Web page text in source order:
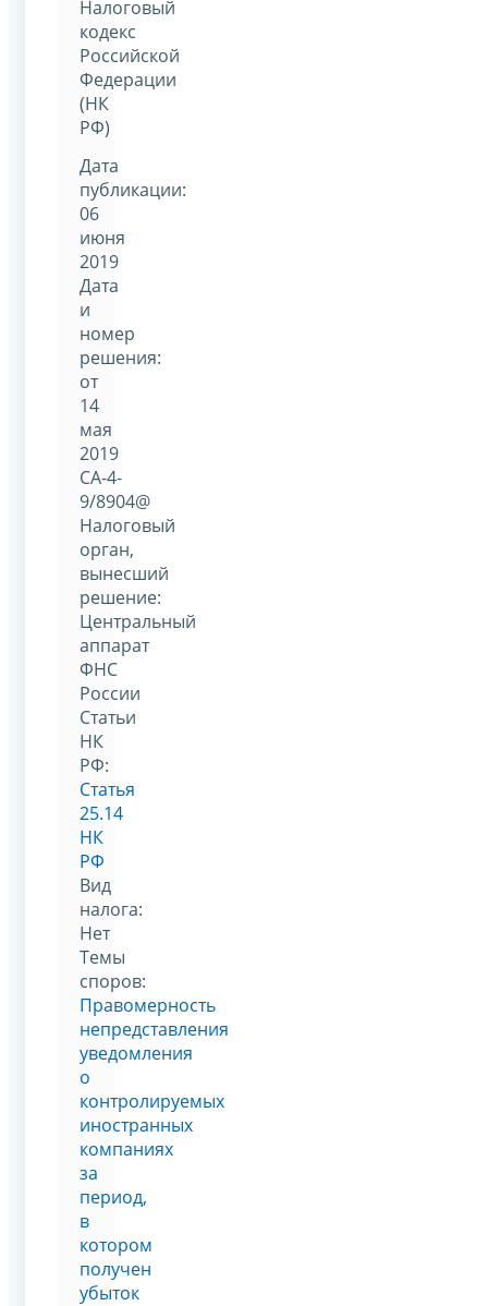
Налоговый
кодекс
Российской
Федерации
(НК
РФ)
Дата
публикации:
06
июня
2019
Дата
и
номер
решения:
от
14
мая
2019
СА-4-
9/8904@
Налоговый
орган,
вынесший
решение:
Центральный
аппарат
ФНС
России
Статьи
НК
РФ:
Статья
25.14
НК
РФ
Вид
налога:
Нет
Темы
споров:
Правомерность
непредставления
уведомления
о
контролируемых
иностранных
компаниях
за
период,
в
котором
получен
убыток